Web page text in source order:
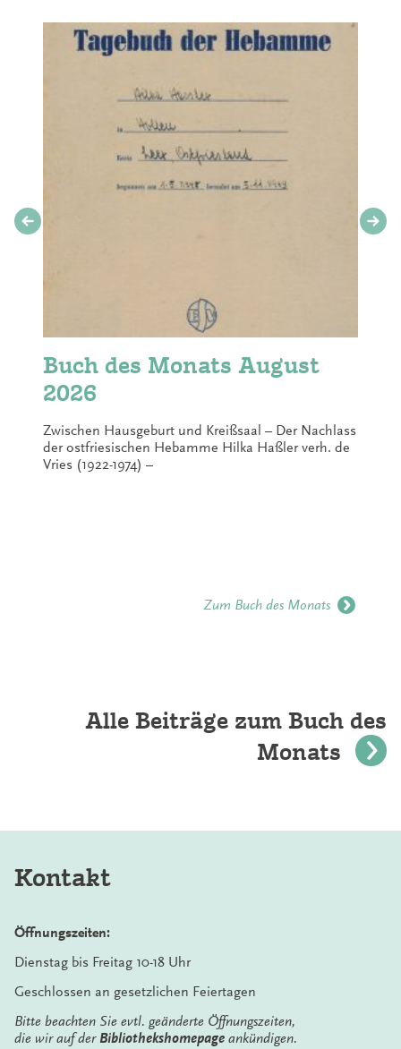
Buch des Monats August
2026
Zwischen Hausgeburt und Kreißsaal – Der Nachlass
der ostfriesischen Hebamme Hilka Haßler verh. de
Vries (1922-1974) –
Zum Buch des Monats
Alle Beiträge zum Buch des
Monats
Kontakt
Öffnungszeiten:
Dienstag bis Freitag 10-18 Uhr
Geschlossen an gesetzlichen Feiertagen
Bitte beachten Sie evtl. geänderte Öffnungszeiten,
die wir auf der Bibliothekshomepage ankündigen.